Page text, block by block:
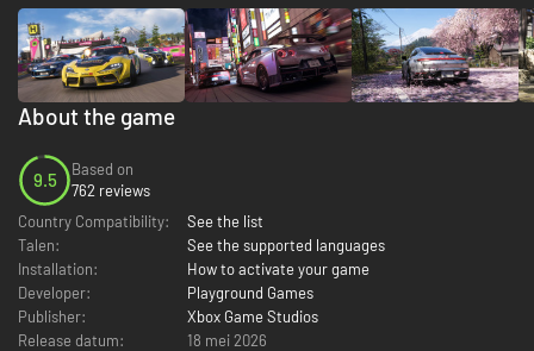
About the game
9.5
Based on
762 reviews
Country Compatibility:
See the list
Talen:
See the supported languages
Installation:
How to activate your game
Developer:
Playground Games
Publisher:
Xbox Game Studios
Release datum:
18 mei 2026